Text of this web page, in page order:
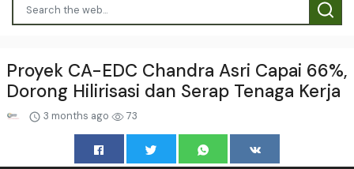
Proyek CA-EDC Chandra Asri Capai 66%,
Dorong Hilirisasi dan Serap Tenaga Kerja
3 months ago 73